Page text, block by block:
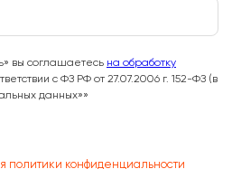
вы соглашаетесь на обработку
с ФЗ РФ от 27.07.2006 г. 152-ФЗ (в
данных»»
политики конфиденциальности